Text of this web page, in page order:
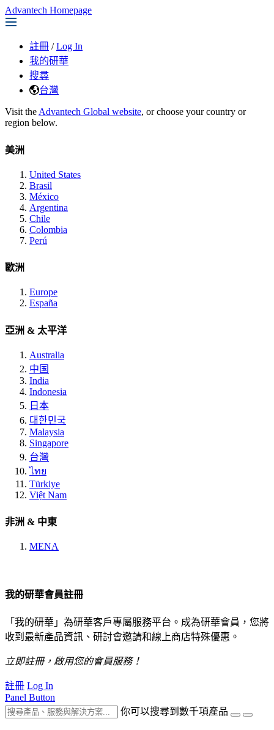
Advantech Homepage
註冊 / Log In
我的研華
搜尋
台灣
Visit the Advantech Global website, or choose your country or
region below.
美洲
United States
Brasil
México
Argentina
Chile
Colombia
Perú
歐洲
Europe
España
亞洲 & 太平洋
Australia
中国
India
Indonesia
日本
대한민국
Malaysia
Singapore
台灣
ไทย
Türkiye
Việt Nam
非洲 & 中東
MENA
我的研華會員註冊
「我的研華」為研華客戶專屬服務平台。成為研華會員，您將
收到最新產品資訊、研討會邀請和線上商店特殊優惠。
立即註冊，啟用您的會員服務！
註冊 Log In
Panel Button
你可以搜尋到數千項產品